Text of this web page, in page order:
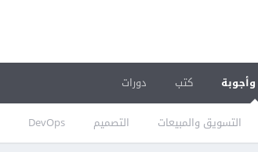
التسويق والمبيعات التصميم DevOps
كتب دورات